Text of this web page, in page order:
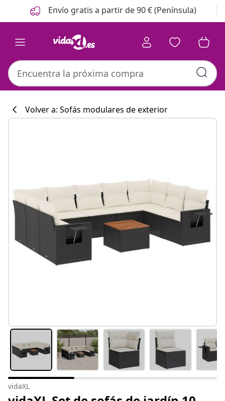
Anterior
Siguiente Envío gratis a partir de 90 € (Península)
#sharemevidaxl
Volver a: Sofás modulares de exterior
vidaXL